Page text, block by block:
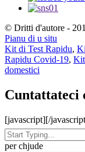
© Dritti d'autore -
Pianu di u situ
Kit di Test Rapidu,
Rapidu Covid-19, Kit
domestici
Cuntattateci
[javascript][/
per chjude